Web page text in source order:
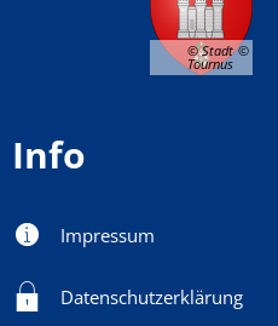
© Stadt
Tournus
Info
Impressum
Datenschutzerklärung